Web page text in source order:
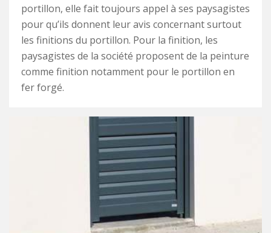
portillon, elle fait toujours appel à ses paysagistes
pour qu’ils donnent leur avis concernant surtout
les finitions du portillon. Pour la finition, les
paysagistes de la société proposent de la peinture
comme finition notamment pour le portillon en
fer forgé.